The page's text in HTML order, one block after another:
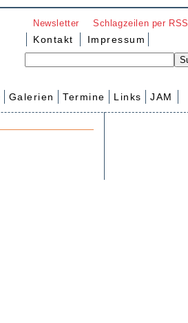
Newsletter Schlagzeilen per RSS
Kontakt Impressum
Galerien Termine Links JAM